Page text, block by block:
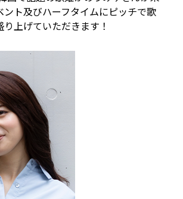
ト及びハーフタイムにピッチで歌
上げていただきます！